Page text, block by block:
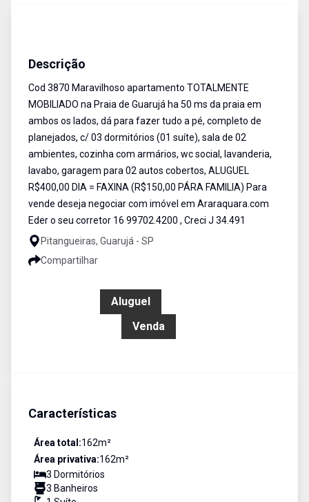
Descrição
Cod 3870 Maravilhoso apartamento TOTALMENTE
MOBILIADO na Praia de Guarujá ha 50 ms da praia em
ambos os lados, dá para fazer tudo a pé, completo de
planejados, c/ 03 dormitórios (01 suíte), sala de 02
ambientes, cozinha com armários, wc social, lavanderia,
lavabo, garagem para 02 autos cobertos, ALUGUEL
R$400,00 DIA = FAXINA (R$150,00 PÁRA FAMILIA) Para
vende deseja negociar com imóvel em Araraquara.com
Eder o seu corretor 16 99702.4200 , Creci J 34.491
Pitangueiras, Guarujá - SP
Compartilhar
Aluguel
Venda
Características
Área total:162m²
Área privativa:162m²
3 Dormitórios
3 Banheiros